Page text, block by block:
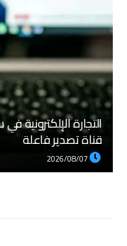
التجارة
قناة تصدير فاعلة